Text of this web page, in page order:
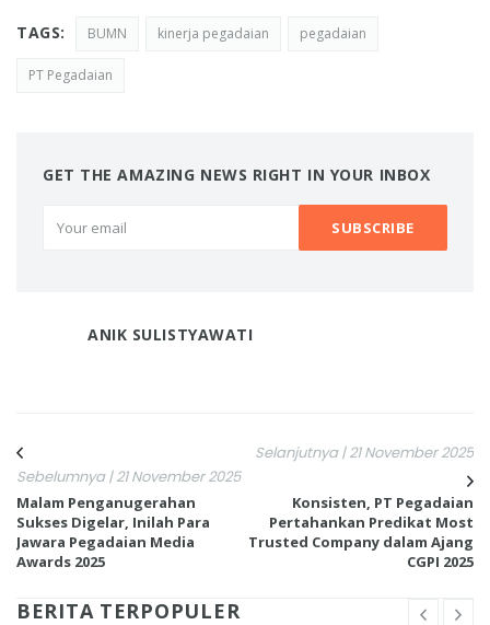
TAGS: BUMN kinerja pegadaian pegadaian
PT Pegadaian
GET THE AMAZING NEWS RIGHT IN YOUR INBOX
ANIK SULISTYAWATI
Sebelumnya | 21 November 2025
Malam Penganugerahan
Sukses Digelar, Inilah Para
Jawara Pegadaian Media
Awards 2025
Selanjutnya | 21 November 2025
Konsisten, PT Pegadaian
Pertahankan Predikat Most
Trusted Company dalam Ajang
CGPI 2025
BERITA TERPOPULER